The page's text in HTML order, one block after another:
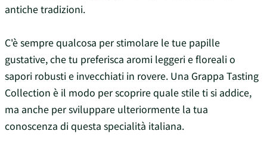
antiche tradizioni.
C'è sempre qualcosa per stimolare le tue papille
gustative, che tu preferisca aromi leggeri e floreali o
sapori robusti e invecchiati in rovere. Una Grappa Tasting
Collection è il modo per scoprire quale stile ti si addice,
ma anche per sviluppare ulteriormente la tua
conoscenza di questa specialità italiana.